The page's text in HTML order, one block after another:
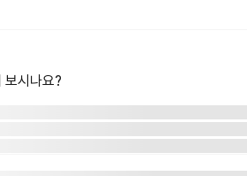
보시나요?